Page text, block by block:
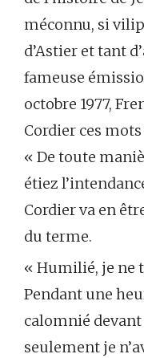
méconnu, si
d’Astier et tant
fameuse
octobre 1977,
Cordier ces
« De toute
étiez
Cordier va en
du terme.
« Humilié, je ne
Pendant une
calomnié
seulement je